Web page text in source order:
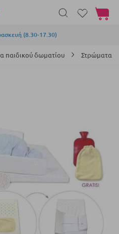
(8.30-17.30)
Το
παιδικού δωματίου Στρώματα